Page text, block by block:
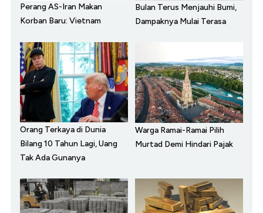
Perang AS-Iran Makan
Korban Baru: Vietnam
Bulan Terus Menjauhi Bumi,
Dampaknya Mulai Terasa
Orang Terkaya di Dunia
Bilang 10 Tahun Lagi, Uang
Tak Ada Gunanya
Warga Ramai-Ramai Pilih
Murtad Demi Hindari Pajak